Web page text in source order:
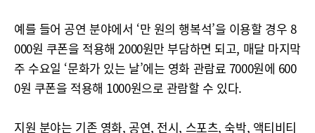
예를 들어 공연 분야에서 ‘만 원의 행복석’을 이용할 경우 8
000원 쿠폰을 적용해 2000원만 부담하면 되고, 매달 마지막
주 수요일 ‘문화가 있는 날’에는 영화 관람료 7000원에 600
0원 쿠폰을 적용해 1000원으로 관람할 수 있다.
지원 분야는 기존 영화, 공연, 전시, 스포츠, 숙박, 액티비티